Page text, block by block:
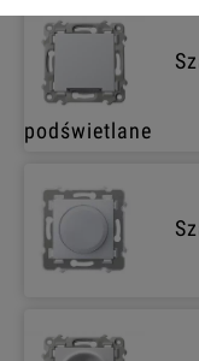
podświetlane